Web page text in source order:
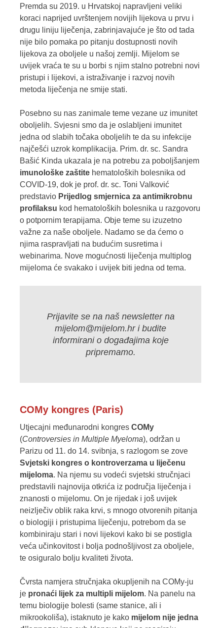
Premda su 2019. u Hrvatskoj napravljeni veliki
koraci naprijed uvrštenjem novijih lijekova u prvu i
drugu liniju liječenja, zabrinjavajuće je što od tada
nije bilo pomaka po pitanju dostupnosti novih
lijekova za oboljele u našoj zemlji. Mijelom se
uvijek vraća te su u borbi s njim stalno potrebni novi
pristupi i lijekovi, a istraživanje i razvoj novih
metoda liječenja ne smije stati.
Posebno su nas zanimale teme vezane uz imunitet
oboljelih. Svjesni smo da je oslabljeni imunitet
jedna od slabih točaka oboljelih te da su infekcije
najčešći uzrok komplikacija. Prim. dr. sc. Sandra
Bašić Kinda ukazala je na potrebu za poboljšanjem
imunološke zaštite hematoloških bolesnika od
COVID-19, dok je prof. dr. sc. Toni Valković
predstavio Prijedlog smjernica za antimikrobnu
profilaksu kod hematoloških bolesnika u razgovoru
o potpornim terapijama. Obje teme su izuzetno
važne za naše oboljele. Nadamo se da ćemo o
njima raspravljati na budućim susretima i
webinarima. Nove mogućnosti liječenja multiplog
mijeloma će svakako i uvijek biti jedna od tema.
Prijavite se na naš newsletter na
mijelom@mijelom.hr i budite
informirani o događajima koje
pripremamo.
COMy kongres (Paris)
Utjecajni međunarodni kongres COMy
(Controversies in Multiple Myeloma), održan u
Parizu od 11. do 14. svibnja, s razlogom se zove
Svjetski kongres o kontroverzama u liječenu
mijeloma. Na njemu su vodeći svjetski stručnjaci
predstavili najnovija otkrića iz područja liječenja i
znanosti o mijelomu. On je rijedak i još uvijek
neizlječiv oblik raka krvi, s mnogo otvorenih pitanja
o biologiji i pristupima liječenju, potrebom da se
kombiniraju stari i novi lijekovi kako bi se postigla
veća učinkovitost i bolja podnošljivost za oboljele,
te osiguralo bolju kvaliteti života.
Čvrsta namjera stručnjaka okupljenih na COMy-ju
je pronaći lijek za multipli mijelom. Na panelu na
temu biologije bolesti (same stanice, ali i
mikrookoliša), istaknuto je kako mijelom nije jedna